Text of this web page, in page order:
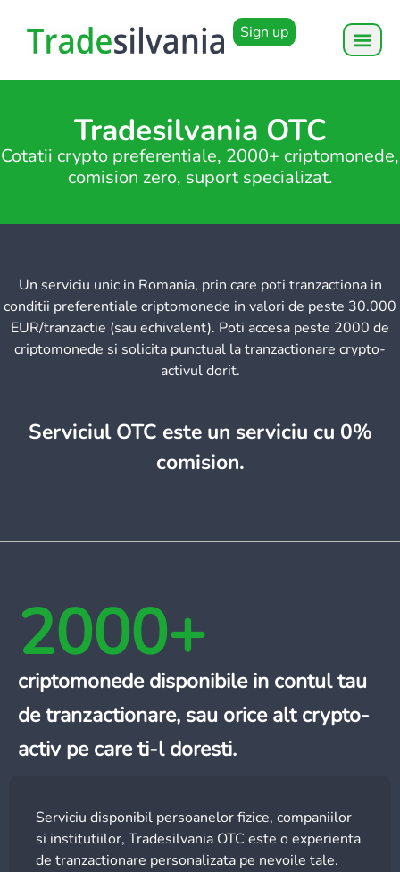
Sign up
Tradesilvania OTC
Cotatii crypto preferentiale, 2000+ criptomonede,
comision zero, suport specializat.
Un serviciu unic in Romania, prin care poti tranzactiona in
conditii preferentiale criptomonede in valori de peste 30.000
EUR/tranzactie (sau echivalent). Poti accesa peste 2000 de
criptomonede si solicita punctual la tranzactionare crypto-
activul dorit.
Serviciul OTC este un serviciu cu 0%
comision.
2000+
criptomonede disponibile in contul tau
de tranzactionare, sau orice alt crypto-
activ pe care ti-l doresti.
Serviciu disponibil persoanelor fizice, companiilor
si institutiilor, Tradesilvania OTC este o experienta
de tranzactionare personalizata pe nevoile tale.